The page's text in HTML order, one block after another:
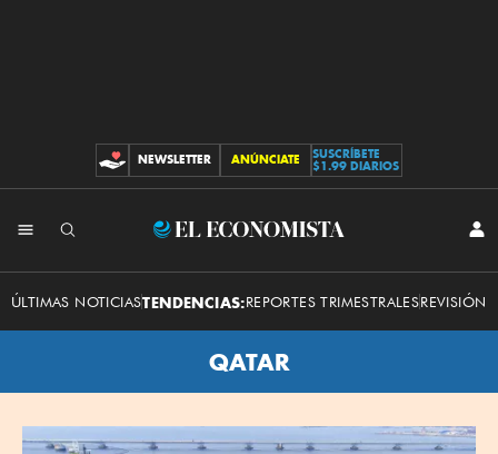
CONTRIBUCIONES
NEWSLETTER ANÚNCIATE
SUSCRÍBETE
$1.99 DIARIOS
El
Economista
ÚLTIMAS NOTICIASTENDENCIAS:REPORTES TRIMESTRALESREVISIÓN
QATAR